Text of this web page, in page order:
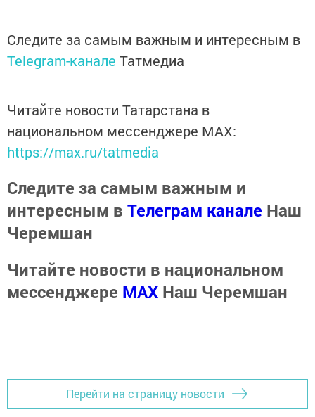
Следите за самым важным и интересным в
Telegram-канале Татмедиа
Читайте новости Татарстана в
национальном мессенджере MАХ:
https://max.ru/tatmedia
Следите за самым важным и
интересным в Телеграм канале Наш
Черемшан
Читайте новости в национальном
мессенджере MАХ Наш Черемшан
Перейти на страницу новости